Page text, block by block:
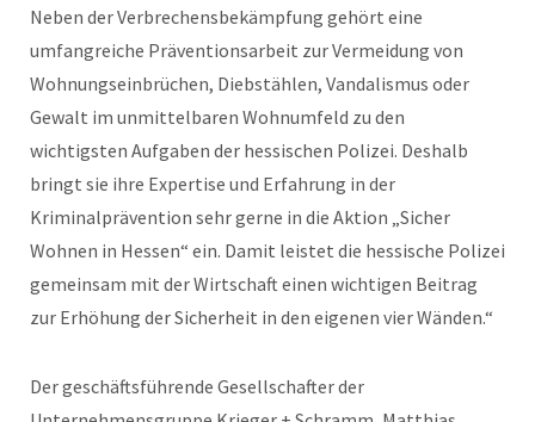
Neben der Verbrechensbekämpfung gehört eine
umfangreiche Präventionsarbeit zur Vermeidung von
Wohnungseinbrüchen, Diebstählen, Vandalismus oder
Gewalt im unmittelbaren Wohnumfeld zu den
wichtigsten Aufgaben der hessischen Polizei. Deshalb
bringt sie ihre Expertise und Erfahrung in der
Kriminalprävention sehr gerne in die Aktion „Sicher
Wohnen in Hessen“ ein. Damit leistet die hessische Polizei
gemeinsam mit der Wirtschaft einen wichtigen Beitrag
zur Erhöhung der Sicherheit in den eigenen vier Wänden.“
Der geschäftsführende Gesellschafter der